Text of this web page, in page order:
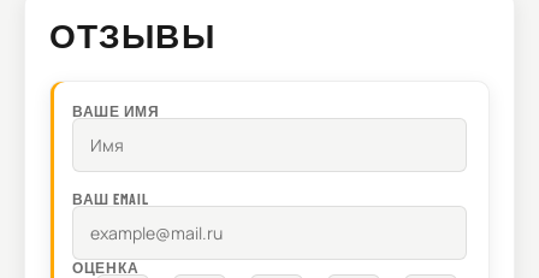
ОТЗЫВЫ
ВАШЕ ИМЯ
ВАШ EMAIL
ОЦЕНКА